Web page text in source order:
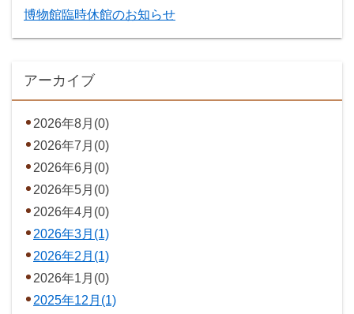
博物館臨時休館のお知らせ
アーカイブ
2026年8月(0)
2026年7月(0)
2026年6月(0)
2026年5月(0)
2026年4月(0)
2026年3月(1)
2026年2月(1)
2026年1月(0)
2025年12月(1)